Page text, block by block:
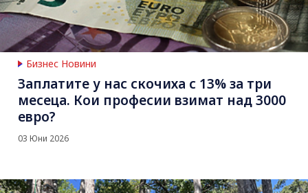
Бизнес Новини
Заплатите у нас скочиха с 13% за три
месеца. Кои професии взимат над 3000
евро?
03 Юни 2026